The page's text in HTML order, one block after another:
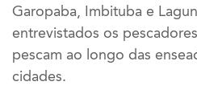
Garopaba, Imbituba e
entrevistados os
pescam ao longo das
cidades.